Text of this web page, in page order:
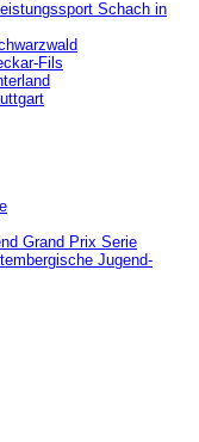
Schach in
Fils
Grand Prix Serie
Jugend-